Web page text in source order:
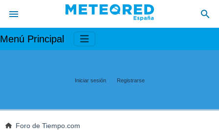
Menú Principal
Iniciar sesión Registrarse
Foro de Tiempo.com